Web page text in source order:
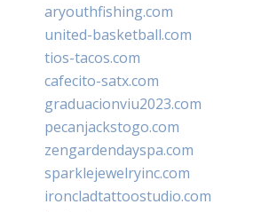
aryouthfishing.com
united-basketball.com
tios-tacos.com
cafecito-satx.com
graduacionviu2023.com
pecanjackstogo.com
zengardendayspa.com
sparklejewelryinc.com
ironcladtattoostudio.com